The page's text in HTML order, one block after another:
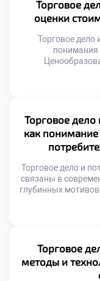
продавца.
анализа
Торговое
оценки
Торговое дело
понимания
конъюнктура
скрытый
анализ
предприятия.
Торговое дело
как
Торговое дело и
связаны в
глубинных
превращаются
Продавец
реагировать на
подход
Торговое
методы и